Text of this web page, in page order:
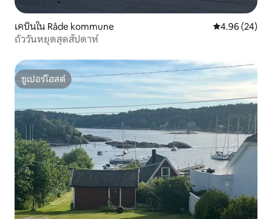
เคบินใน Råde kommune คะแนนเฉลี่ย
4.96 (24)
ถั่ววันหยุดสุดสัปดาห์
ซูเปอร์โฮสต์
ซูเปอร์โฮสต์